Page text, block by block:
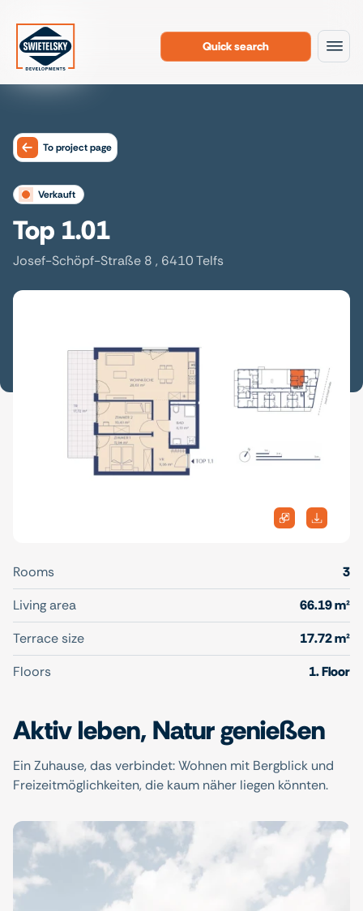
To the content Quick search
To project page
verkauft
Top 1.01
Josef-Schöpf-Straße 8 , 6410 Telfs
Rooms
3
Living area
66.19 m²
Terrace size
17.72 m²
Floors
1. Floor
Aktiv leben, Natur genießen
Ein Zuhause, das verbindet: Wohnen mit Bergblick und
Freizeitmöglichkeiten, die kaum näher liegen könnten.